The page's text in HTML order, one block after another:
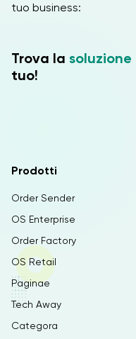
tuo business:
Trova la
tuo!
Prodotti
Order Sender
OS Enterprise
Order Factory
OS Retail
Paginae
Tech Away
Categora